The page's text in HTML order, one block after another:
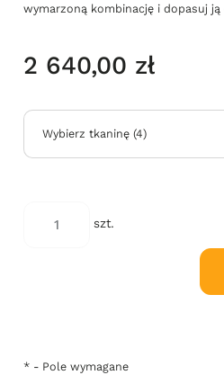
wymarzoną kombinację i dopasuj
2 640,00 zł
Wybierz tkaninę (4)
tapicerki: szt.
* - Pole wymagane